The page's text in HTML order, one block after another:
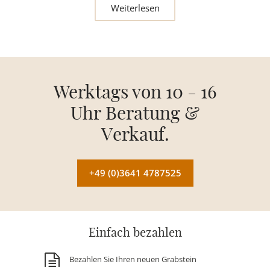
Weiterlesen
Werktags von 10 - 16
Uhr Beratung &
Verkauf.
+49 (0)3641 4787525
Einfach bezahlen
Bezahlen Sie Ihren neuen Grabstein